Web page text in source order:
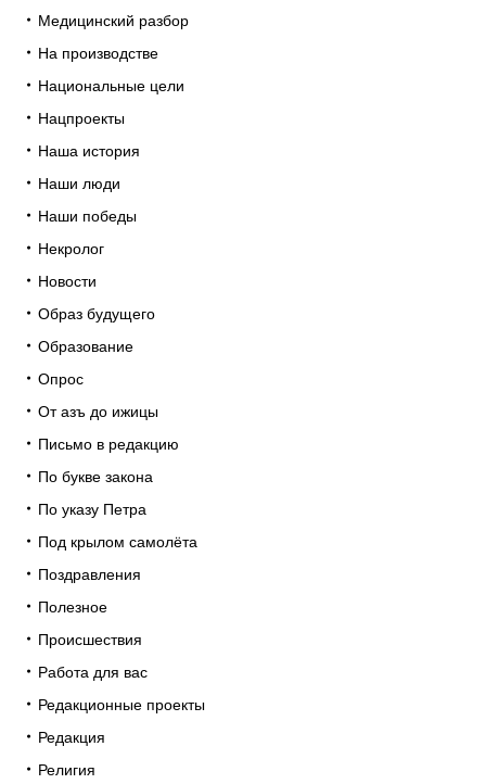
Медицинский разбор
На производстве
Национальные цели
Нацпроекты
Наша история
Наши люди
Наши победы
Некролог
Новости
Образ будущего
Образование
Опрос
От азъ до ижицы
Письмо в редакцию
По букве закона
По указу Петра
Под крылом самолёта
Поздравления
Полезное
Происшествия
Работа для вас
Редакционные проекты
Редакция
Религия